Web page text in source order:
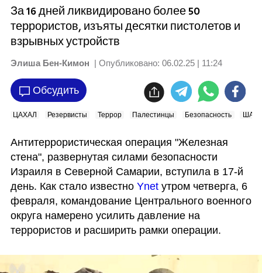
За 16 дней ликвидировано более 50
террористов, изъяты десятки пистолетов и
взрывных устройств
Элиша Бен-Кимон | Опубликовано: 06.02.25 | 11:24
Обсудить
ЦАХАЛ Резервисты Террор Палестинцы Безопасность
Антитеррористическая операция "Железная
стена", развернутая силами безопасности
Израиля в Северной Самарии, вступила в 17-й
день. Как стало известно Ynet утром четверга, 6
февраля, командование Центрального военного
округа намерено усилить давление на
террористов и расширить рамки операции.